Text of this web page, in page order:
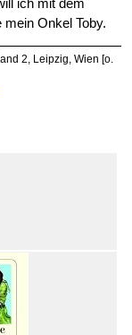
ich mit dem
Onkel Toby.
2, Leipzig, Wien [o.